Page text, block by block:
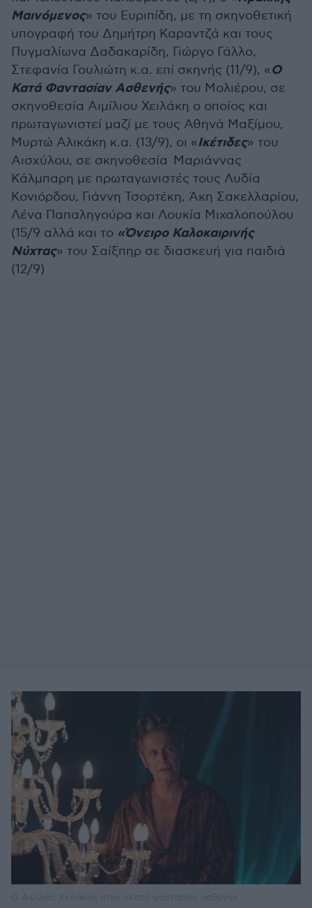
Μαινόμενος» του Ευριπίδη, με τη σκηνοθετική
υπογραφή του Δημήτρη Καραντζά και τους
Πυγμαλίωνα Δαδακαρίδη, Γιώργο Γάλλο,
Στεφανία Γουλιώτη κ.α. επί σκηνής (11/9), «Ο
Κατά Φαντασίαν Ασθενής» του Μολιέρου, σε
σκηνοθεσία Αιμίλιου Χειλάκη ο οποίος και
πρωταγωνιστεί μαζί με τους Αθηνά Μαξίμου,
Μυρτώ Αλικάκη κ.α. (13/9), οι «Ικέτιδες» του
Αισχύλου, σε σκηνοθεσία Μαριάννας
Κάλμπαρη με πρωταγωνιστές τους Λυδία
Κονιόρδου, Γιάννη Τσορτέκη, Άκη Σακελλαρίου,
Λένα Παπαληγούρα και Λουκία Μιχαλοπούλου
(15/9 αλλά και το «Όνειρο Καλοκαιρινής
Νύχτας» του Σαίξπηρ σε διασκευή για παιδιά
(12/9)